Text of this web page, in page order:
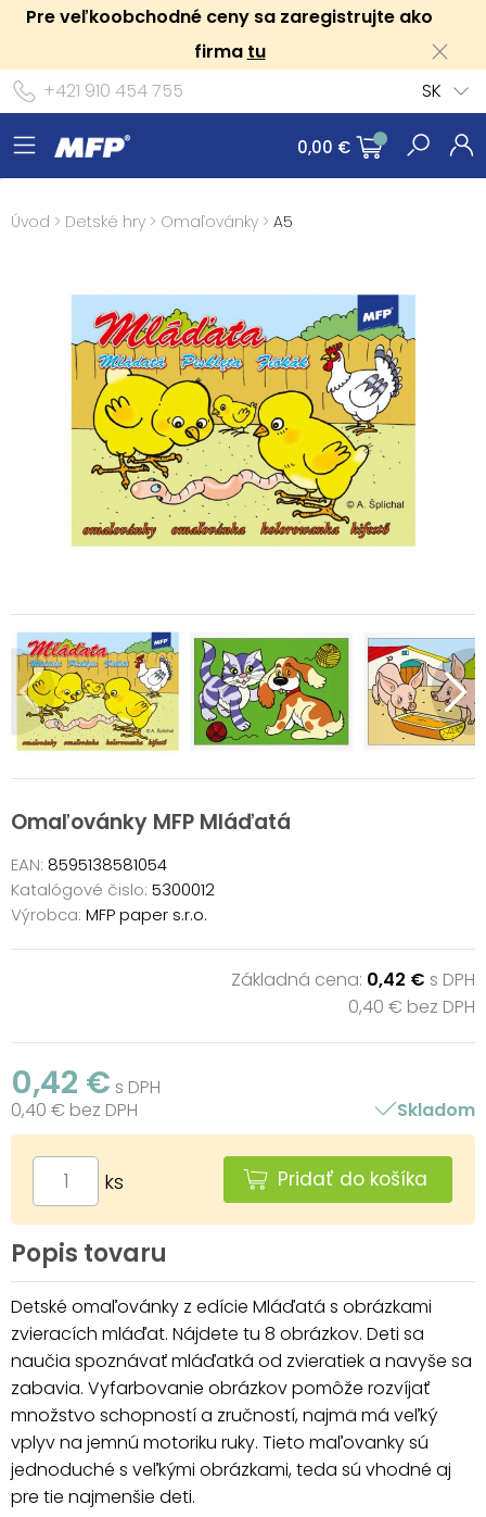
Pre veľkoobchodné ceny sa zaregistrujte ako
firma tu
+421 910 454 755
SK
0,00 €
Úvod > Detské hry > Omaľovánky > A5
Omaľovánky MFP Mláďatá
EAN: 8595138581054
Katalógové čislo: 5300012
Výrobca: MFP paper s.r.o.
Základná cena: 0,42 € s DPH
0,40 € bez DPH
0,42 € s DPH
0,40 € bez DPH
Skladom
ks Pridať do košíka
Popis tovaru
Detské omaľovánky z edície Mláďatá s obrázkami
zvieracích mláďat. Nájdete tu 8 obrázkov. Deti sa
naučia spoznávať mláďatká od zvieratiek a navyše sa
zabavia. Vyfarbovanie obrázkov pomôže rozvíjať
množstvo schopností a zručností, najmä má veľký
vplyv na jemnú motoriku ruky. Tieto maľovanky sú
jednoduché s veľkými obrázkami, teda sú vhodné aj
pre tie najmenšie deti.